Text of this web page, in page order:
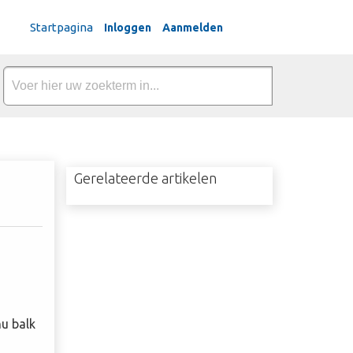
Startpagina Inloggen Aanmelden
balk
Gerelateerde artikelen